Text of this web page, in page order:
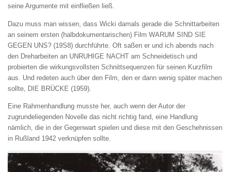
seine Argumente mit einfließen ließ.
Dazu muss man wissen, dass Wicki damals gerade die Schnittarbeiten
an seinem ersten (halbdokumentarischen) Film WARUM SIND SIE
GEGEN UNS? (19S8) durchführte. Oft saßen er und ich abends nach
den Dreharbeiten an UNRUHIGE NACHT am Schneidetisch und
probierten die wirkungsvollsten Schnittsequenzen für seinen Kurzfilm
aus. Und redeten auch über den Film, den er dann wenig später machen
sollte, DIE BRÜCKE (1959).
Eine Rahmenhandlung musste her, auch wenn der Autor der
zugrundeliegenden Novelle das nicht richtig fand, eine Handlung
nämlich, die in der Gegenwart spielen und diese mit den Geschehnissen
in Rußland 1942 verknüpfen sollte.